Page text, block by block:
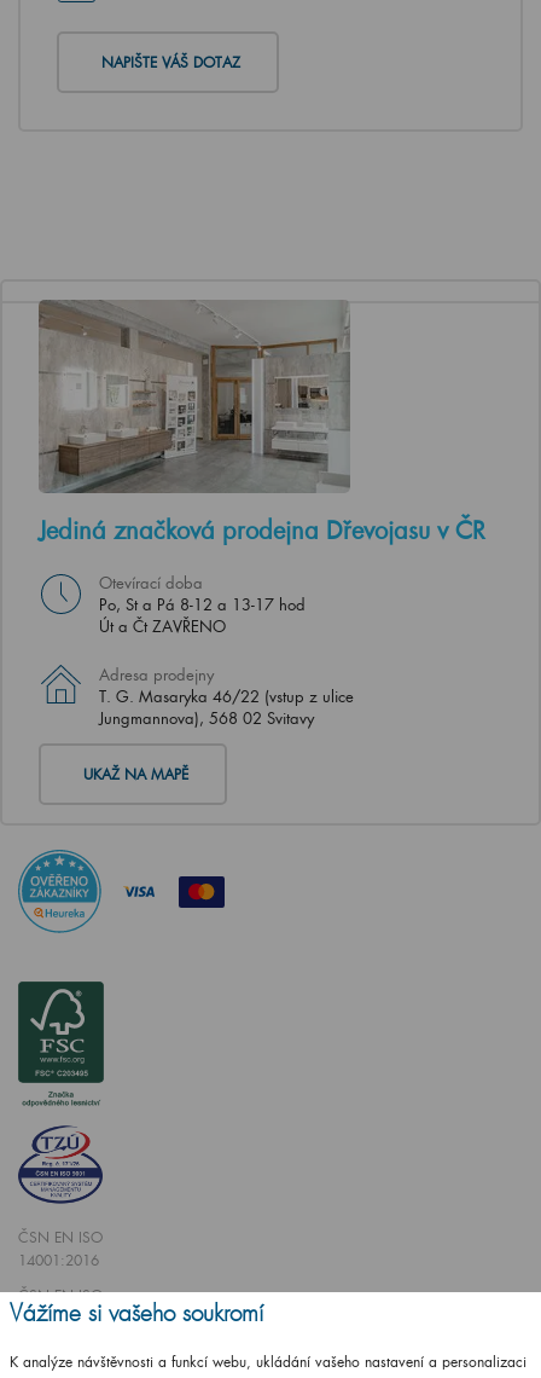
NAPIŠTE VÁŠ DOTAZ
Jediná značková prodejna Dřevojasu v ČR
Otevírací doba
Po, St a Pá 8-12 a 13-17 hod
Út a Čt ZAVŘENO
Adresa prodejny
T. G. Masaryka 46/22 (vstup z ulice
Jungmannova), 568 02 Svitavy
UKAŽ NA MAPĚ
ČSN EN ISO
14001:2016
ČSN EN ISO
9001:2016
Vážíme si vašeho soukromí
K analýze návštěvnosti a funkcí webu, ukládání vašeho nastavení a personalizaci